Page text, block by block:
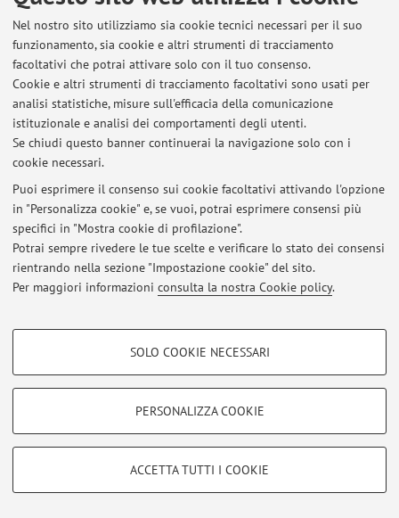
Nel nostro sito utilizziamo sia cookie tecnici necessari per il suo
funzionamento, sia cookie e altri strumenti di tracciamento
facoltativi che potrai attivare solo con il tuo consenso.
Cookie e altri strumenti di tracciamento facoltativi sono usati per
analisi statistiche, misure sull'efficacia della comunicazione
istituzionale e analisi dei comportamenti degli utenti.
Se chiudi questo banner continuerai la navigazione solo con i
cookie necessari.
Puoi esprimere il consenso sui cookie facoltativi attivando l'opzione
in "Personalizza cookie" e, se vuoi, potrai esprimere consensi più
specifici in "Mostra cookie di profilazione".
Potrai sempre rivedere le tue scelte e verificare lo stato dei consensi
rientrando nella sezione "Impostazione cookie" del sito.
Per maggiori informazioni consulta la nostra Cookie policy.
COOKIE DI PROFILAZIONE - FACOLTATIVI
COOKIE TECNICI - NECESSARI
Si tratta di cookie tecnici utilizzati, a titolo esemplificativo, per il corretto
SOLO COOKIE NECESSARI
PERSONALIZZA COOKIE
ACCETTA TUTTI I COOKIE
Contenuti utili
Al momento non sono presenti contenuti.
Ultimi avvisi
Al momento non sono presenti avvisi.
Area riservata
Accedi tramiteloginper gestire tutti i contenuti del sito.
© 2026 - ALMA MATER STUDIORUM - Università di Bologna - Via
Zamboni, 33 - 40126 Bologna - Partita IVA: 01131710376
Privacy|Note legali|Impostazioni Cookie